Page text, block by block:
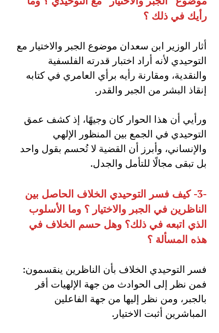
رأيك في ذلك ؟
أثار الوزير ابن سعدان موضوع الجبر والاختيار مع
التوحيدي لأنه أراد اختبار قدرته الفلسفية
والنقدية، ومقارنة رأيه برأي العامري في كتابه
إنقاذ البشر من الجبر والقدر.
ورأيي أن هذا الحوار كان وجيهًا، إذ كشف عمق
التوحيدي في الجمع بين المنظور الإلهي
والإنساني، وأبرز أن القضية لا تُحسم بقول واحد
بل تبقى مجالًا للتأمل والجدل.
-3-
كيف فسر التوحيدي الخلاف الحاصل بين
الناظرين في الجبر والاختيار ؟ وما الأسلوب
الذي اتبعه في ذلك؟ وهل حسم الخلاف في
هذه المسألة ؟
فسر التوحيدي الخلاف بأن الناظرين ينقسمون:
فمن نظر إلى الحوادث من جهة الإلهيات أقر
بالجبر، ومن نظر إليها من جهة الفاعلين
المباشرين أثبت الاختيار.